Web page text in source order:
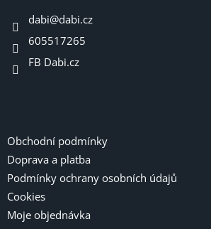
dabi@dabi.cz
605517265
FB Dabi.cz
Obchodní podmínky
Doprava a platba
Podmínky ochrany osobních údajů
Cookies
Moje objednávka